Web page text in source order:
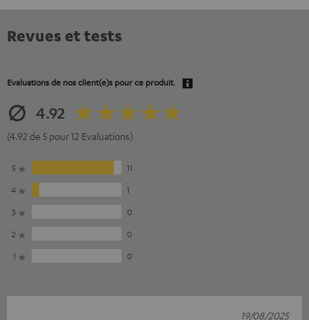
Revues et tests
Evaluations de nos client(e)s pour ce produit.
4.92
(4.92 de 5 pour 12 Evaluations)
5
11
4
1
3
0
2
0
1
0
19/08/2025